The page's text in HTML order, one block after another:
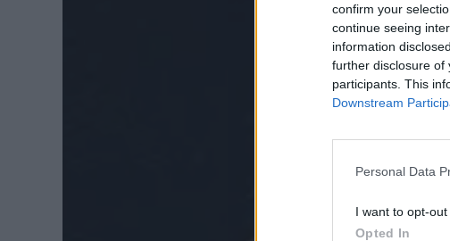
confirm your
continue seeing
information
further disclosure of
participants. This
Downstream
Personal Data
I want to opt-
Opted In